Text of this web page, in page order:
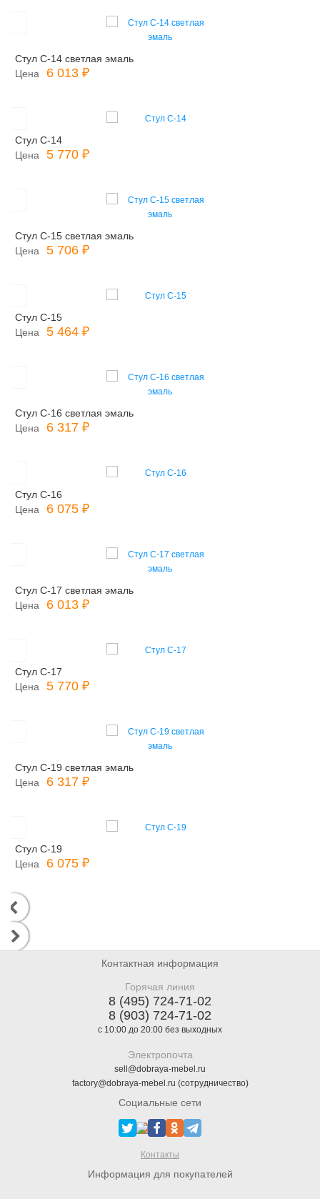
Стул С-14 светлая эмаль
Цена
6 013 ₽
Стул С-14
Цена
5 770 ₽
Стул С-15 светлая эмаль
Цена
5 706 ₽
Стул С-15
Цена
5 464 ₽
Стул С-16 светлая эмаль
Цена
6 317 ₽
Стул С-16
Цена
6 075 ₽
Стул С-17 светлая эмаль
Цена
6 013 ₽
Стул С-17
Цена
5 770 ₽
Стул С-19 светлая эмаль
Цена
6 317 ₽
Стул С-19
Цена
6 075 ₽
Контактная информация
Горячая линия
8 (495) 724-71-02
8 (903) 724-71-02
с 10:00 до 20:00 без выходных
Электропочта
sell@dobraya-mebel.ru
factory@dobraya-mebel.ru (сотрудничество)
Социальные сети
Контакты
Информация для покупателей